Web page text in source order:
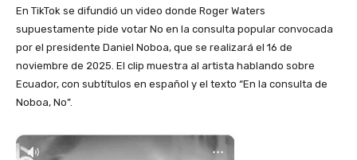
En TikTok se difundió un video donde Roger Waters
supuestamente pide votar No en la consulta popular convocada
por el presidente Daniel Noboa, que se realizará el 16 de
noviembre de 2025. El clip muestra al artista hablando sobre
Ecuador, con subtítulos en español y el texto “En la consulta de
Noboa, No”.